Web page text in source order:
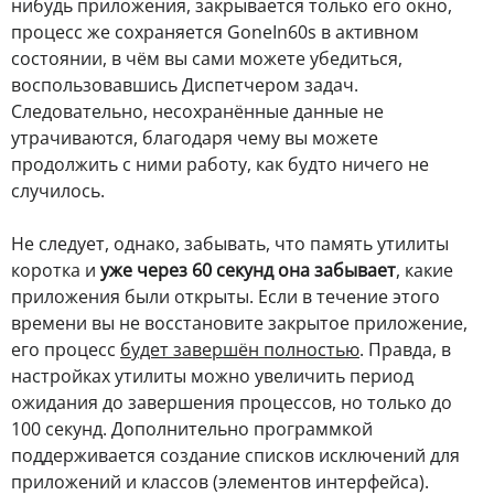
нибудь приложения, закрывается только его окно,
процесс же сохраняется GoneIn60s в активном
состоянии, в чём вы сами можете убедиться,
воспользовавшись Диспетчером задач.
Следовательно, несохранённые данные не
утрачиваются, благодаря чему вы можете
продолжить с ними работу, как будто ничего не
случилось.
Не следует, однако, забывать, что память утилиты
коротка и уже через 60 секунд она забывает, какие
приложения были открыты. Если в течение этого
времени вы не восстановите закрытое приложение,
его процесс будет завершён полностью. Правда, в
настройках утилиты можно увеличить период
ожидания до завершения процессов, но только до
100 секунд. Дополнительно программкой
поддерживается создание списков исключений для
приложений и классов (элементов интерфейса).